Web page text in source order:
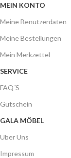
MEIN KONTO
Meine Benutzerdaten
Meine Bestellungen
Mein Merkzettel
SERVICE
FAQ´S
Gutschein
GALA MÖBEL
Über Uns
Impressum